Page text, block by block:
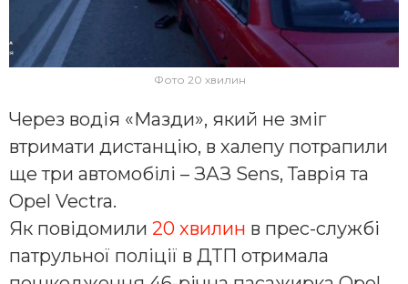
Фото 20 хвилин
Через водія «Мазди», який не зміг
втримати дистанцію, в халепу потрапили
ще три автомобілі – ЗАЗ Sens, Таврія та
Opel Vectra.
Як повідомили 20 хвилин в прес-службі
патрульної поліції в ДТП отримала